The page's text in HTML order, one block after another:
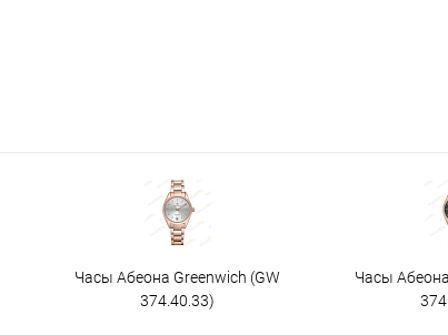
Часы Абеона Greenwich (GW
374.40.33)
Часы